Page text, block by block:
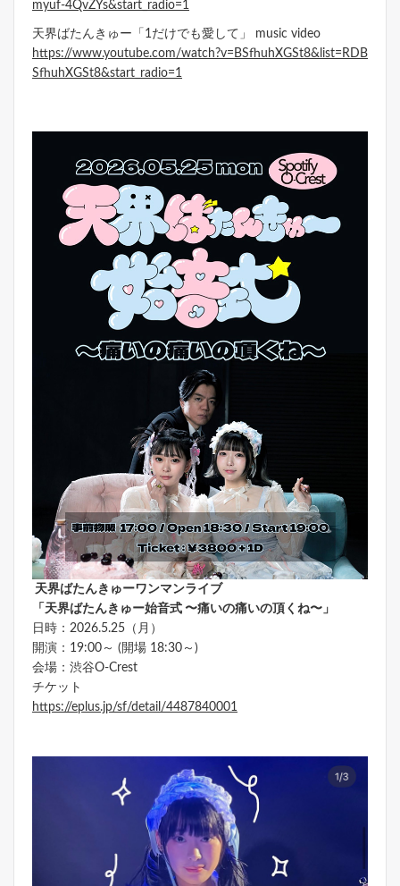
myuf-4QvZYs&start_radio=1
天界ばたんきゅー「1だけでも愛して」 music video
https://www.youtube.com/watch?v=BSfhuhXGSt8&list=RDB
SfhuhXGSt8&start_radio=1
天界ばたんきゅーワンマンライブ
「天界ばたんきゅー始音式 〜痛いの痛いの頂くね〜」
日時：2026.5.25（月）
開演：19:00～ (開場 18:30～)
会場：渋谷O-Crest
チケット
https://eplus.jp/sf/detail/4487840001